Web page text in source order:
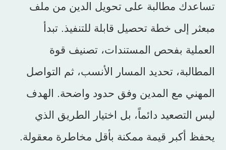
تساعدك مطالبة على تحويل الدين من ملف
مبعثر إلى خطة تحصيل قابلة للتنفيذ. تبدأ
العملية بفحص المستندات، تصنيف قوة
المطالبة، تحديد المسار الأنسب، ثم التواصل
المهني مع المدين وفق حدود واضحة. الهدف
ليس التصعيد دائماً، بل اختيار الطريق الذي
يحفظ أكبر قيمة ممكنة بأقل مخاطرة معقولة.